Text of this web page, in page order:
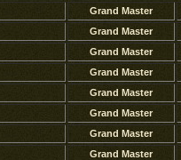
Grand Master
Grand Master
Grand Master
Grand Master
Grand Master
Grand Master
Grand Master
Grand Master